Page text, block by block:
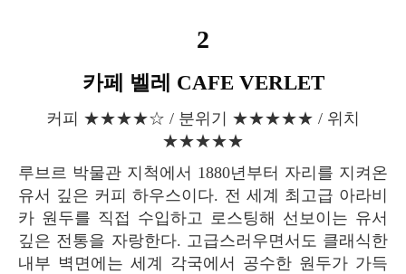
2
카페 벨레 CAFE VERLET
커피 ★★★★☆ / 분위기 ★★★★★ / 위치
★★★★★
루브르 박물관 지척에서 1880년부터 자리를 지켜온
유서 깊은 커피 하우스이다. 전 세계 최고급 아라비
카 원두를 직접 수입하고 로스팅해 선보이는 유서
깊은 전통을 자랑한다. 고급스러우면서도 클래식한
내부 벽면에는 세계 각국에서 공수한 원두가 가득